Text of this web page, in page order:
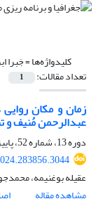
کلیدواژه‌ها =جَبرا
تعداد مقالات: 1
زمان و مکان روایی
عبدالرحمن مُنیف و
دوره 13، شماره 52، پاییز 1402، صفحه
عقیله بوغنیمه،
مشاهده مقاله